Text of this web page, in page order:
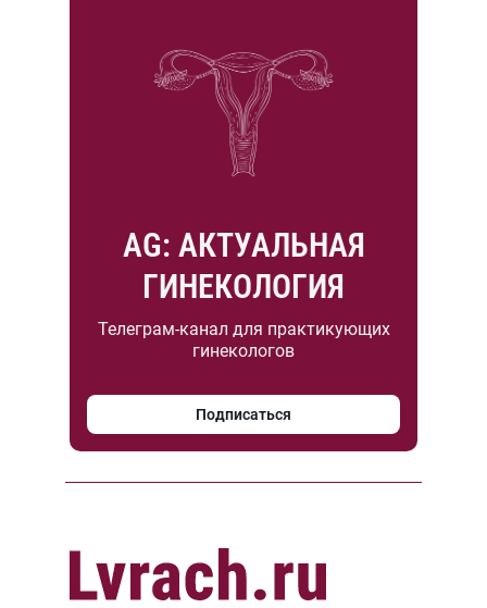
AG: АКТУАЛЬНАЯ
ГИНЕКОЛОГИЯ
Телеграм-канал для практикующих
гинекологов
Подписаться